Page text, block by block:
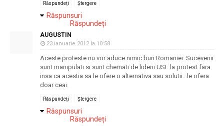
Răspundeți Ștergere
Răspunsuri
Răspundeți
AUGUSTIN
23 ianuarie 2012 la 10:58
Aceste proteste nu vor aduce nimic bun Romaniei. Sucevenii
sunt manipulati si sunt chemati de liderii USL la protest fara
insa ca acestia sa le ofere o alternativa sau solutii...le ofera
doar ceai.
Răspundeți Ștergere
Răspunsuri
Răspundeți